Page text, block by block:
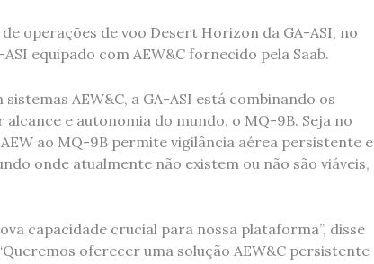
operações de voo Desert Horizon da GA-ASI, no
equipado com AEW&C fornecido pela Saab.
AEW&C, a GA-ASI está combinando os
alcance e autonomia do mundo, o MQ-9B. Seja no
ao MQ-9B permite vigilância aérea persistente e
onde atualmente não existem ou não são viáveis,
capacidade crucial para nossa plataforma”, disse
oferecer uma solução AEW&C persistente